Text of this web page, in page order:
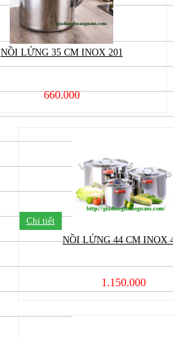
NỒI LỬNG 35 CM INOX 201
660.000
Chi tiết
NỒI LỬNG 44 CM INOX
1.150.000